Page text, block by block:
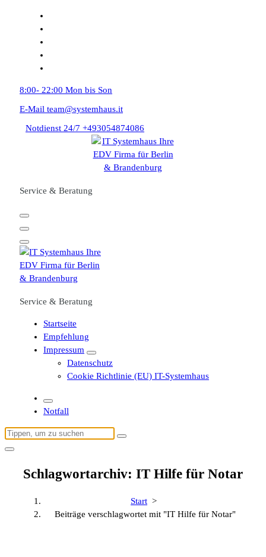
8:00- 22:00 Mon bis Son
E-Mail team@systemhaus.it
Notdienst 24/7 +493054874086
Service & Beratung
Service & Beratung
Startseite
Empfehlung
Impressum
Datenschutz
Cookie Richtlinie (EU) IT-Systemhaus
Notfall
Suchen
nach:
Schlagwortarchiv: IT Hilfe für Notar
Start >
Beiträge verschlagwortet mit "IT Hilfe für Notar"